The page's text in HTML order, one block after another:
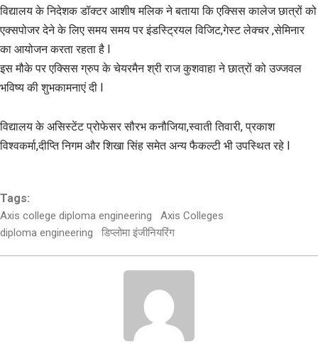
विद्यालय के निदेशक डॉक्टर आशीष मलिक ने बताया कि एक्सिस कालेज छात्रों को
एक्सपोजर देने के लिए समय समय पर इंडस्ट्रियल विजिट,गेस्ट लेक्चर ,सेमिनार
का आयोजन करता रहता है I
इस मौके पर एक्सिस ग्रुप के चेयरमैन श्री राज कुशवाहा ने छात्रों को उज्जवल
भविष्य की शुभकामनाएं दी I
विद्यालय के असिस्टेंट प्रोफेसर सौरभ कनौजिया,स्वाती तिवारी, प्रकाश
विश्वकर्मा,दीप्ति निगम और शिखा सिंह समेत अन्य फैकल्टी भी उपस्थित रहे I
Tags:
Axis college diploma engineering
Axis Colleges
diploma engineering
डिप्लोमा इंजीनियरिंग